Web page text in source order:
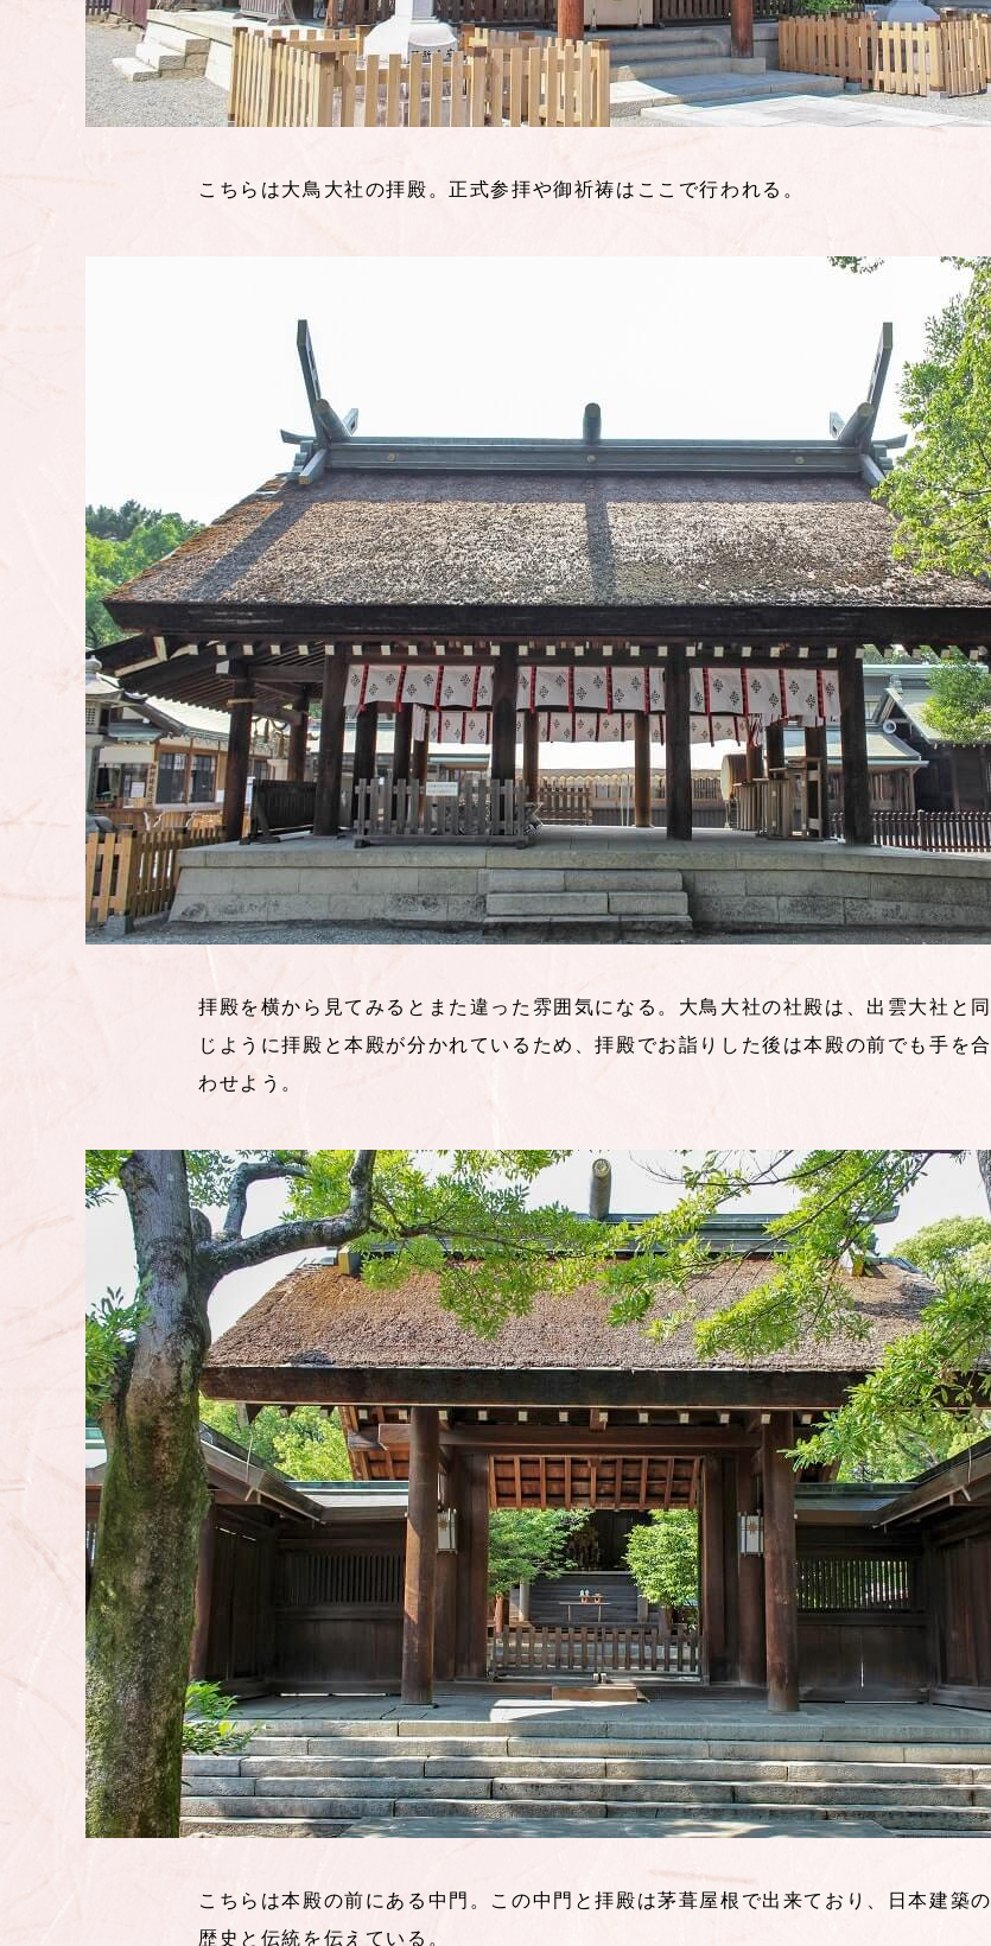
こちらは大鳥大社の拝殿。正式参拝や御祈祷はここで行われる。
拝殿を横から見てみるとまた違った雰囲気になる。大鳥大社の社殿は、出雲大社と同
じように拝殿と本殿が分かれているため、拝殿でお詣りした後は本殿の前でも手を合
わせよう。
こちらは本殿の前にある中門。この中門と拝殿は茅葺屋根で出来ており、日本建築の
歴史と伝統を伝えている。